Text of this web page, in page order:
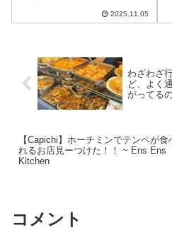
る？お肉に関して新情報
2025.11.05
わざわざ
ど、よく
がってる
【Capichi】ホーチミンでテンペが食
れるお店見ーつけた！！ ~ Ens Ens
Kitchen
コメント